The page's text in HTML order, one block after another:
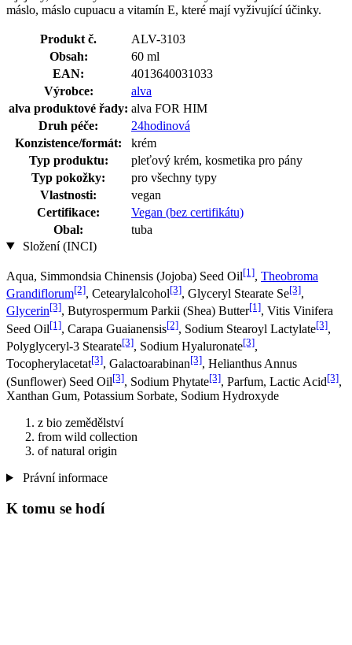
máslo, máslo cupuacu a vitamín E, které mají vyživující účinky.
Produkt č.
ALV-3103
Obsah:
60 ml
EAN:
4013640031033
Výrobce:
alva
alva produktové řady: alva FOR HIM
Druh péče:
24hodinová
Konzistence/formát:
krém
Typ produktu:
pleťový krém, kosmetika pro pány
Typ pokožky:
pro všechny typy
Vlastnosti:
vegan
Certifikace:
Vegan (bez certifikátu)
Obal:
tuba
Složení (INCI)
Aqua, Simmondsia Chinensis (Jojoba) Seed Oil[1], Theobroma
Grandiflorum[2], Cetearylalcohol[3], Glyceryl Stearate Se[3],
Glycerin[3], Butyrospermum Parkii (Shea) Butter[1], Vitis Vinifera
Seed Oil[1], Carapa Guaianensis[2], Sodium Stearoyl Lactylate[3],
Polyglyceryl-3 Stearate[3], Sodium Hyaluronate[3],
Tocopherylacetat[3], Galactoarabinan[3], Helianthus Annus
(Sunflower) Seed Oil[3], Sodium Phytate[3], Parfum, Lactic Acid[3],
Xanthan Gum, Potassium Sorbate, Sodium Hydroxyde
z bio zemědělství
from wild collection
of natural origin
Právní informace
K tomu se hodí